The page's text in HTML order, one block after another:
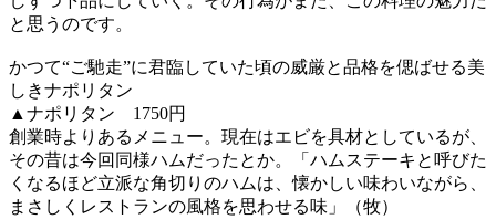
と思うのです。
かつて“ご馳走”に君臨していた頃の威厳と品格を偲ばせる美
しきナポリタン
▲ナポリタン 1750円
創業時よりあるメニュー。現在はエビを具材としているが、
その昔は今回同様ハムだったとか。「ハムステーキと呼びた
くなるほど立派な角切りのハムは、懐かしい味わいながら、
まさしくレストランの風格を思わせる味」（牧）